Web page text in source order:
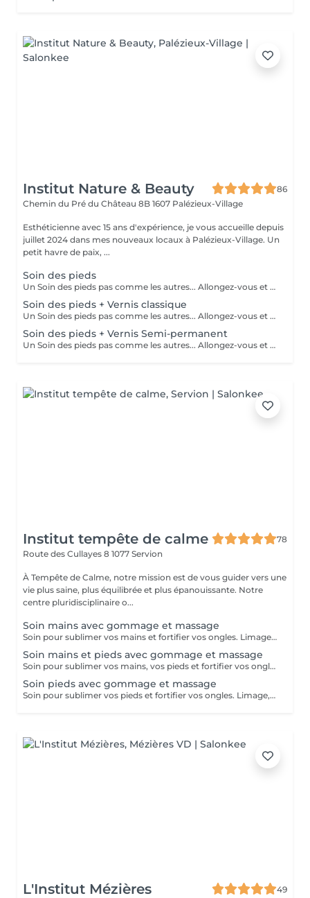
Institut Nature & Beauty
86
Chemin du Pré du Château 8B 1607 Palézieux-Village
Esthéticienne avec 15 ans d'expérience, je vous accueille depuis
juillet 2024 dans mes nouveaux locaux à Palézieux-Village. Un
petit havre de paix, ...
Soin des pieds
Un Soin des pieds pas comme les autres... Allongez-vous et laissez-vous chouchouter par Leyla. Le soin comprend : Bain de pieds, soin des ongles, limage et cuticules, soin spécial anti-callosités, un gommage, et pour terminer, un Massage des pieds. Un soin très demandé et très apprécié par les clientes ! Supplément de CHF 15.- pour le Soin Calluspeeling (traitement intensif des callosités). Peut être ajouté lors de votre soin, si besoin et si souhaité :-)
Soin des pieds + Vernis classique
Un Soin des pieds pas comme les autres... Allongez-vous et laissez-vous chouchouter par Leyla. Le soin comprend : Bain de pieds, soin des ongles, limage et cuticules, soin spécial anti-callosités, un gommage, et pour terminer, un Massage des pieds. Un soin très demandé et très apprécié par les clientes ! Supplément de CHF 15.- pour le Soin Calluspeeling (traitement intensif des callosités). Peut être ajouté lors de votre soin, si besoin et si souhaité :-)
Soin des pieds + Vernis Semi-permanent
Un Soin des pieds pas comme les autres... Allongez-vous et laissez-vous chouchouter par Leyla. Le soin comprend : Bain de pieds, soin des ongles, limage et cuticules, soin spécial anti-callosités, un gommage, et pour terminer, un Massage des pieds. Un soin très demandé et très apprécié par les clientes ! Supplément de CHF 15.- pour le Soin Calluspeeling (traitement intensif des callosités). Peut être ajouté lors de votre soin, si besoin et si souhaité :-)
Institut tempête de calme
78
Route des Cullayes 8 1077 Servion
À Tempête de Calme, notre mission est de vous guider vers une
vie plus saine, plus équilibrée et plus épanouissante. Notre
centre pluridisciplinaire o...
Soin mains avec gommage et massage
Soin pour sublimer vos mains et fortifier vos ongles. Limage, nettoyage des cuticules, gommage exfoliant et massage.
Soin mains et pieds avec gommage et massage
Soin pour sublimer vos mains, vos pieds et fortifier vos ongles. Limage, nettoyage des cuticules, rapage du talon, gommage exfoliant et massage. Vos mains et vos pieds seront doux et beau.
Soin pieds avec gommage et massage
Soin pour sublimer vos pieds et fortifier vos ongles. Limage, nettoyage des cuticules, rapage du talon, gommage exfoliant et massage. Vos pieds seront doux et beau.
L'Institut Mézières
49